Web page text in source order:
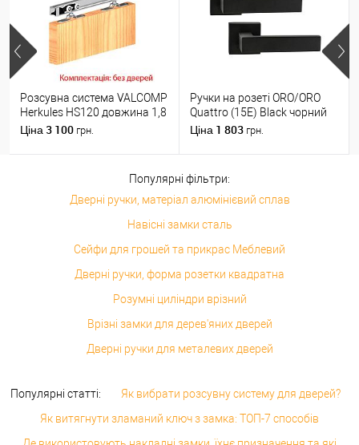
Розсувна система VALCOMP
Herkules HS120 довжина 1,8
м на 1 полотно вагою до
Ціна 3 100 грн.
Ручки на розеті ORO/ORO
Quattro (15E) Black чорний
матовий
Ціна 1 803 грн.
Популярні фільтри:
Дверні ручки, матеріал алюмінієвий сплав
Навісні замки сталь
Сейфи для грошей та прикрас Меблевий
Дверні ручки, форма розетки квадратна
Розумні циліндри врізний
Врізні замки для дерев'яних дверей
Дверні ручки для металевих дверей
Популярні статті:
Як вибрати розсувну систему для дверей?
Як витягнути зламаний ключ з замка: ТОП-7 способів